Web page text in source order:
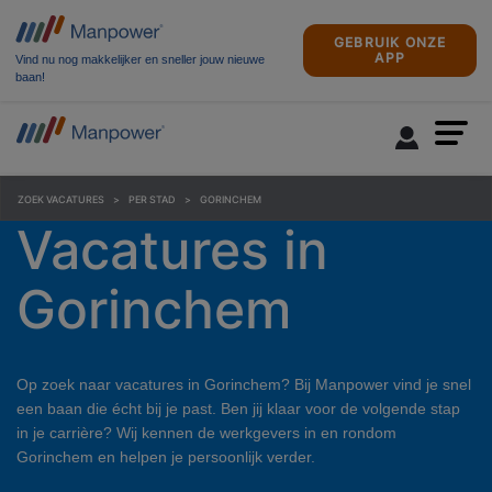
Vind nu nog makkelijker en sneller jouw nieuwe
baan!
GEBRUIK ONZE
APP
ZOEK VACATURES PER STAD GORINCHEM
Vacatures in
Gorinchem
Op zoek naar vacatures in Gorinchem? Bij Manpower vind je snel
een baan die écht bij je past. Ben jij klaar voor de volgende stap
in je carrière? Wij kennen de werkgevers in en rondom
Gorinchem en helpen je persoonlijk verder.